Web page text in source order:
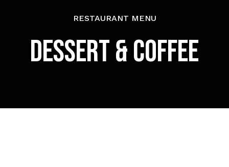
RESTAURANT MENU
DESSERT & COFFEE